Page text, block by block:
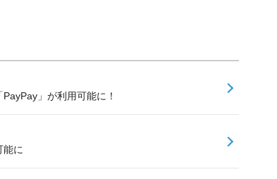
」が利用可能に！
能に